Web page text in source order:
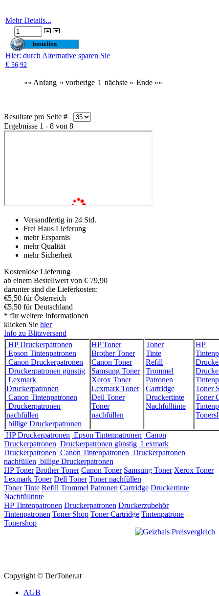
Mehr Details...
Hier: durch Alternative sparen Sie
€ 56,92
«« Anfang « vorherige 1 nächste » Ende »»
Resultate pro Seite #
Ergebnisse 1 - 8 von 8
Versandfertig in 24 Std.
Frei Haus Lieferung
mehr Ersparnis
mehr Qualität
mehr Sicherheit
Kostenlose Lieferung
ab einem Bestellwert von € 79,90
darunter sind die Lieferkosten:
€5,50 für Österreich
€5,50 für Deutschland
* für weitere Informationen
klicken Sie hier
Info zu Blitzversand
HP Druckerpatronen
Epson Tintenpatronen
Canon Druckerpatronen
Druckerpatronen günstig
Lexmark
Druckerpatronen
Canon Tintenpatronen
Druckerpatronen
nachfüllen
billige Druckerpatronen
HP Toner
Brother Toner
Canon Toner
Samsung Toner
Xerox Toner
Lexmark Toner
Dell Toner
Toner
nachfüllen
Toner
Tinte
Refill
Trommel
Patronen
Cartridge
Druckertinte
Nachfülltinte
HP
Toner
Toner
HP Druckerpatronen Epson Tintenpatronen Canon
Druckerpatronen Druckerpatronen günstig Lexmark
Druckerpatronen Canon Tintenpatronen Druckerpatronen
nachfüllen billige Druckerpatronen
HP Toner Brother Toner Canon Toner Samsung Toner Xerox Toner
Lexmark Toner Dell Toner Toner nachfüllen
Toner Tinte Refill Trommel Patronen Cartridge Druckertinte
Nachfülltinte
HP Tintenpatronen Druckerpatronen Druckerzubehör
Tintenpatronen Toner Shop Toner Cartridge Tintenpatrone
Tonershop
Copyright © DerToner.at
AGB